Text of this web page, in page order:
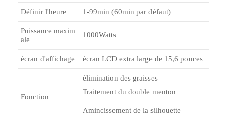
Définir l'heure 1-99min (60min par défaut)
Puissance maxim
ale
1000Watts
écran d'affichage écran LCD extra large de 15,6 pouces
Fonction
élimination des graisses
Traitement du double menton
Amincissement de la silhouette